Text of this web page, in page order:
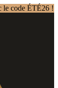
le code ÉTÉ26 !